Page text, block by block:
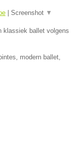
| Screenshot ▼
klassiek ballet volgens
modern ballet,